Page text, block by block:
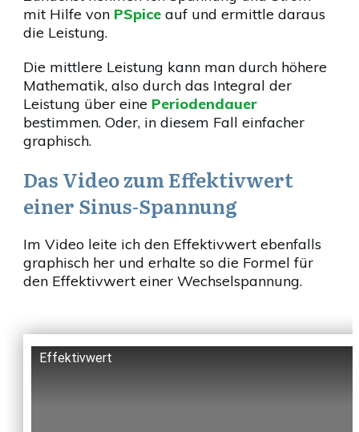
mit Hilfe von PSpice auf und ermittle daraus
die Leistung.
Die mittlere Leistung kann man durch höhere
Mathematik, also durch das Integral der
Leistung über eine Periodendauer
bestimmen. Oder, in diesem Fall einfacher
graphisch.
Das Video zum Effektivwert
einer Sinus-Spannung
Im Video leite ich den Effektivwert ebenfalls
graphisch her und erhalte so die Formel für
den Effektivwert einer Wechselspannung.
Effektivwert